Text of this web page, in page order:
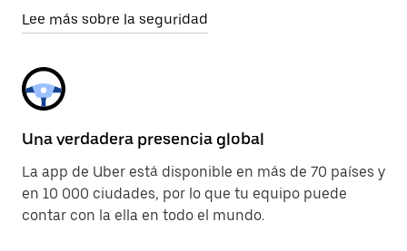
Lee más sobre la seguridad
Una verdadera presencia global
La app de Uber está disponible en más de 70 países y
en 10 000 ciudades, por lo que tu equipo puede
contar con la ella en todo el mundo.